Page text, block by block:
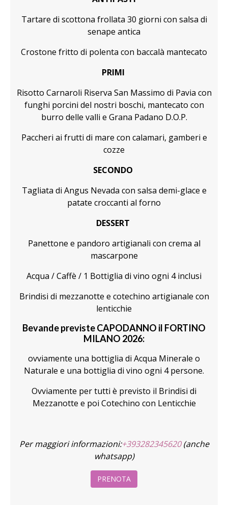
Tartare di scottona frollata 30 giorni con salsa di
senape antica
Crostone fritto di polenta con baccalà mantecato
PRIMI
Risotto Carnaroli Riserva San Massimo di Pavia con
funghi porcini del nostri boschi, mantecato con
burro delle valli e Grana Padano D.O.P.
Paccheri ai frutti di mare con calamari, gamberi e
cozze
SECONDO
Tagliata di Angus Nevada con salsa demi-glace e
patate croccanti al forno
DESSERT
Panettone e pandoro artigianali con crema al
mascarpone
Acqua / Caffè / 1 Bottiglia di vino ogni 4 inclusi
Brindisi di mezzanotte e cotechino artigianale con
lenticchie
Bevande previste CAPODANNO il FORTINO
MILANO 2026:
ovviamente una bottiglia di Acqua Minerale o
Naturale e una bottiglia di vino ogni 4 persone.
Ovviamente per tutti è previsto il Brindisi di
Mezzanotte e poi Cotechino con Lenticchie
Per maggiori informazioni:+393282345620(anche
whatsapp)
PRENOTA